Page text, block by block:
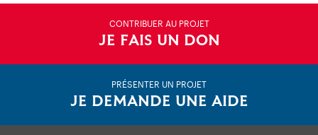
CONTRIBUER AU PROJET
JE FAIS UN DON
PRÉSENTER UN PROJET
JE DEMANDE UNE AIDE